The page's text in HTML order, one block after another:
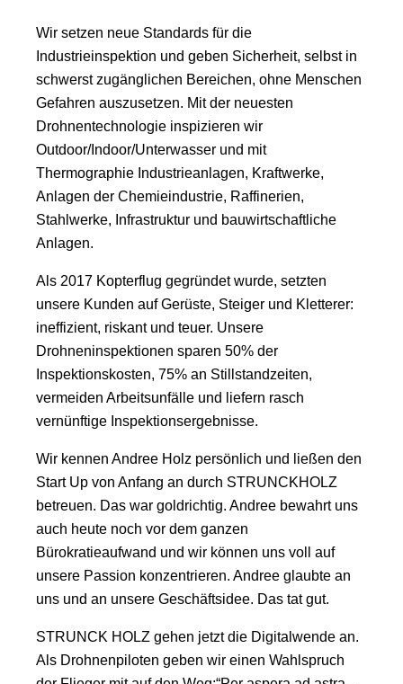
Wir setzen neue Standards für die
Industrieinspektion und geben Sicherheit, selbst in
schwerst zugänglichen Bereichen, ohne Menschen
Gefahren auszusetzen. Mit der neuesten
Drohnentechnologie inspizieren wir
Outdoor/Indoor/Unterwasser und mit
Thermographie Industrieanlagen, Kraftwerke,
Anlagen der Chemieindustrie, Raffinerien,
Stahlwerke, Infrastruktur und bauwirtschaftliche
Anlagen.
Als 2017 Kopterflug gegründet wurde, setzten
unsere Kunden auf Gerüste, Steiger und Kletterer:
ineffizient, riskant und teuer. Unsere
Drohneninspektionen sparen 50% der
Inspektionskosten, 75% an Stillstandzeiten,
vermeiden Arbeitsunfälle und liefern rasch
vernünftige Inspektionsergebnisse.
Wir kennen Andree Holz persönlich und ließen den
Start Up von Anfang an durch STRUNCKHOLZ
betreuen. Das war goldrichtig. Andree bewahrt uns
auch heute noch vor dem ganzen
Bürokratieaufwand und wir können uns voll auf
unsere Passion konzentrieren. Andree glaubte an
uns und an unsere Geschäftsidee. Das tat gut.
STRUNCK HOLZ gehen jetzt die Digitalwende an.
Als Drohnenpiloten geben wir einen Wahlspruch